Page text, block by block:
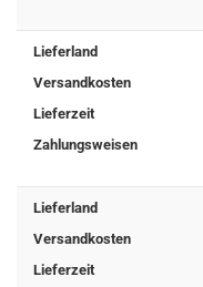
Lieferland
Versandkosten
Lieferzeit
Zahlungsweisen
Lieferland
Versandkosten
Lieferzeit